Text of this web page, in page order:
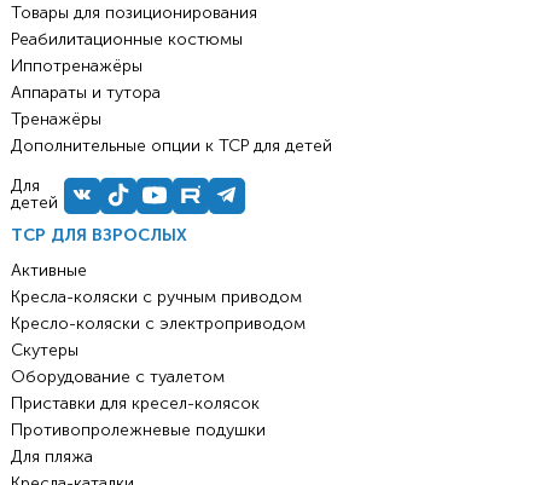
ТСР ДЛЯ ВЗРОСЛЫХ
Активные
Кресла-коляски с ручным приводом
Кресло-коляски с электроприводом
Скутеры
Оборудование с туалетом
Приставки для кресел-колясок
Противопролежневые подушки
Для пляжа
Товары для позиционирования
Реабилитационные костюмы
Иппотренажёры
Аппараты и тутора
Тренажёры
Дополнительные опции к ТСР для детей
Для
детей